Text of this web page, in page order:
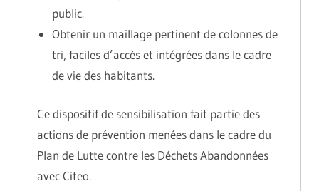
public.
Obtenir un maillage pertinent de colonnes de
tri, faciles d’accès et intégrées dans le cadre
de vie des habitants.
Ce dispositif de sensibilisation fait partie des
actions de prévention menées dans le cadre du
Plan de Lutte contre les Déchets Abandonnées
avec Citeo.